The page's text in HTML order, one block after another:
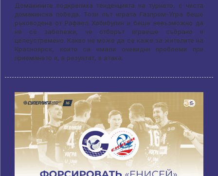
Домакините подкрепиха тенденцията на турнето, с чиста
домакинска победа. Този път играта Газпром-Угра беше
ръководена от Рафаел Хабибулин и беше невъзможно да
не се забележи, че отборът играеше събрано и
целеустремено. Какво не може да се каже за жителите на
Красноярск, които са имали очевидни проблеми при
приемането и, в резултат, в атака.